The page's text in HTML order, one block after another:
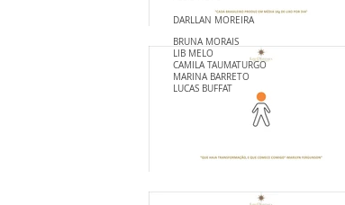
DARLLAN MOREIRA
BRUNA MORAIS
LIB MELO
CAMILA TAUMATURGO
MARINA BARRETO
LUCAS BUFFAT